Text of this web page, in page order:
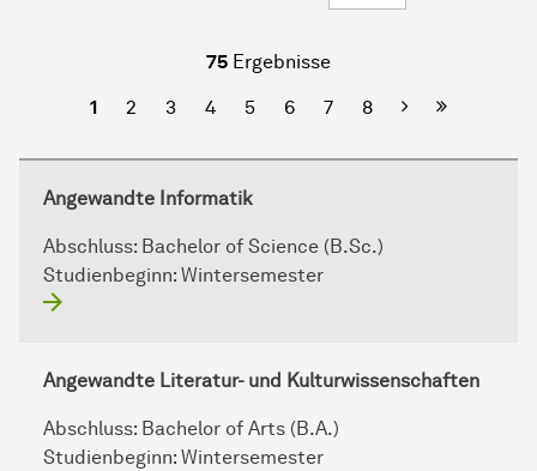
75 Ergebnisse
1
2 3 4 5 6 7 8 NächsteLetzte
Angewandte Informatik
Abschluss: Bachelor of Science (B.Sc.)
Studienbeginn: Wintersemester
Angewandte Literatur- und Kulturwissenschaften
Abschluss: Bachelor of Arts (B.A.)
Studienbeginn: Wintersemester